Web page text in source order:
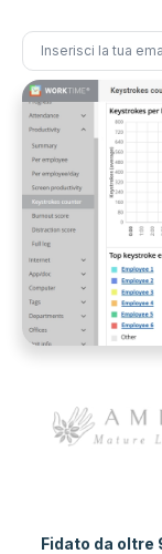
Fidato da oltre